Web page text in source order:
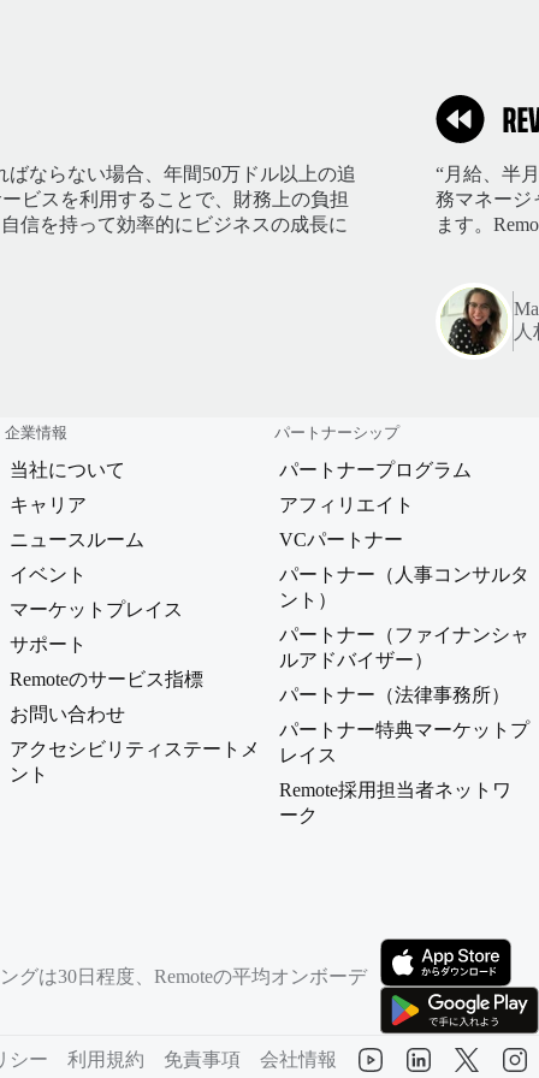
ならない場合、年間50万ドル以上の追
ビスを利用することで、財務上の負担
信を持って効率的にビジネスの成長に
“月給、半
務マネージ
ます。
企業情報
当社について
キャリア
ニュースルーム
イベント
マーケットプレイス
サポート
Remoteのサービス指標
お問い合わせ
アクセシビリティステートメ
ント
パートナーシップ
パートナープログラム
アフィリエイト
VCパートナー
パートナー（人事コンサルタ
ント）
パートナー（ファイナンシャ
ルアドバイザー）
パートナー（法律事務所）
パートナー特典マーケットプ
レイス
Remote採用担当者ネットワ
ーク
は30日程度、Remoteの平均オンボーデ
（新しいタブで開
（新しいタブで開
シー 利用規約 免責事項 会社情報